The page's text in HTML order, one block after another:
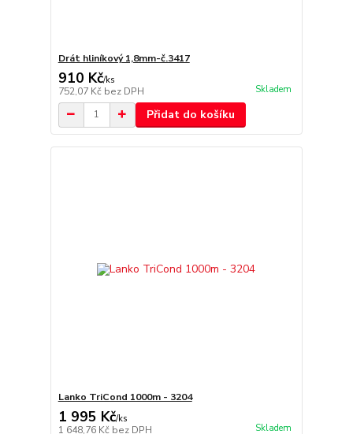
Drát hliníkový 1,8mm-č.3417
910 Kč/ks
752,07 Kč bez DPH Skladem
Přidat do košíku
Lanko TriCond 1000m - 3204
1 995 Kč/ks
1 648,76 Kč bez DPH Skladem